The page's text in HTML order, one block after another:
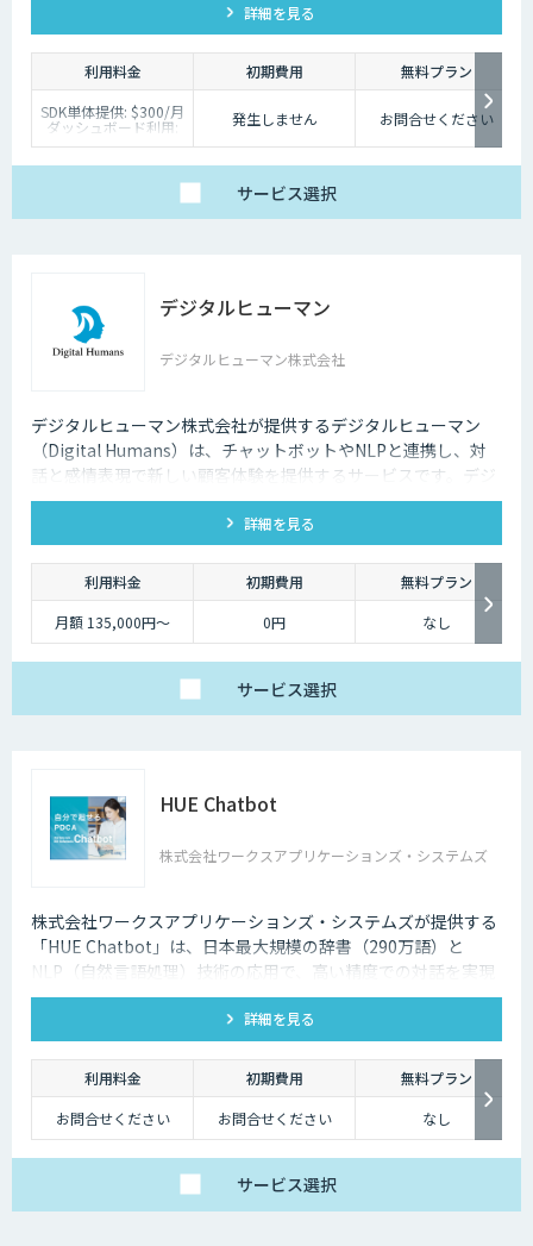
詳細を見る
利用料金 初期費用
無料プラン
SDK単体提供: $300/月
ダッシュボード利用:
$200/月
・ログ保存期間:１年間
・シングルアカウント
のみ対応
※2週間無料でお試し
頂けます。
※カスタマイズ導入の
ご相談も可能です。
発生しません お問合せください
サービス選択
デジタルヒューマン
デジタルヒューマン株式会社
デジタルヒューマン株式会社が提供するデジタルヒューマン
（Digital Humans）は、チャットボットやNLPと連携し、対
話と感情表現で新しい顧客体験を提供するサービスです。デジ
タル従業員として、直感的で、インパクトがあり、競争力があ
るサービス創造と顧客体験が提供できます。
詳細を見る
利用料金 初期費用
無料プラン
月額 135,000円〜
0円 なし
サービス選択
HUE Chatbot
株式会社ワークスアプリケーションズ・システムズ
株式会社ワークスアプリケーションズ・システムズが提供する
「HUE Chatbot」は、日本最大規模の辞書（290万語）と
NLP（自然言語処理）技術の応用で、高い精度での対話を実現
します。FAQや固有辞書はノーコードで登録、さらに利用状況
や改善ポイントがダッシュボード化されており、自社で簡単に
PDCAを廻せます。
詳細を見る
利用料金 初期費用
無料プラン
お問合せください
お問合せください なし
サービス選択